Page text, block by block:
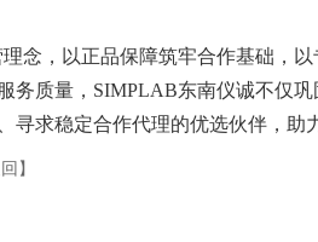
念，以正品保障筑牢合作基础，
质量，SIMPLAB东南仪诚不仅
求稳定合作代理的优选伙伴，助
】